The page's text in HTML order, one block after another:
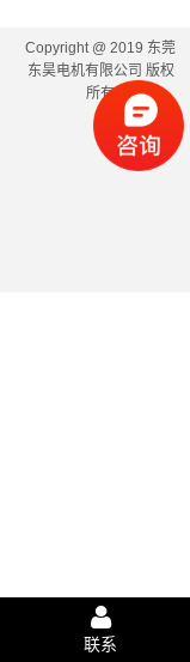
Copyright @ 2019 东莞
东昊电机有限公司 版权
所有
联系